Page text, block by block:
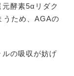
酵素5αリダク
うため、AGAの
の吸収が妨げ